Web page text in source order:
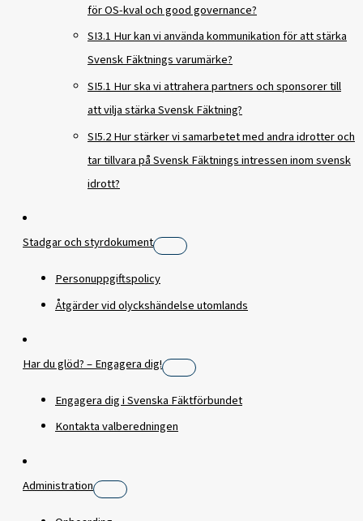
för OS-kval och good governance?
SI3.1 Hur kan vi använda kommunikation för att stärka
Svensk Fäktnings varumärke?
SI5.1 Hur ska vi attrahera partners och sponsorer till
att vilja stärka Svensk Fäktning?
SI5.2 Hur stärker vi samarbetet med andra idrotter och
tar tillvara på Svensk Fäktnings intressen inom svensk
idrott?
Stadgar och styrdokument
Personuppgiftspolicy
Åtgärder vid olyckshändelse utomlands
Har du glöd? – Engagera dig!
Engagera dig i Svenska Fäktförbundet
Kontakta valberedningen
Administration